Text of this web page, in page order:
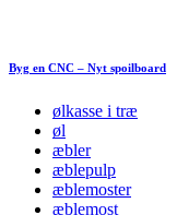
Byg en CNC – Nyt spoilboard
ølkasse i træ
øl
æbler
æblepulp
æblemoster
æblemost